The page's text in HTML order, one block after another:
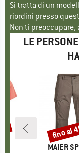
Si tratta di un
riordini presso
Non ti preoccupare,
LE
MARCHIO
MAIER
Sconto
fino al